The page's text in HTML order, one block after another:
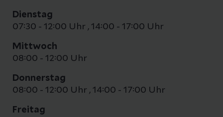
Dienstag
07:30 - 12:00 Uhr , 14:00 - 17:00 Uhr
Mittwoch
08:00 - 12:00 Uhr
Donnerstag
08:00 - 12:00 Uhr , 14:00 - 17:00 Uhr
Freitag